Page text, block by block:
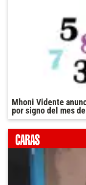
Mhoni Vidente
por signo del mes